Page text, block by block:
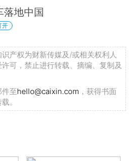
落地中国
开
产权为财新传媒及/或相关权利人
可，禁止进行转载、摘编、复制及
至hello@caixin.com ，获得书面
。